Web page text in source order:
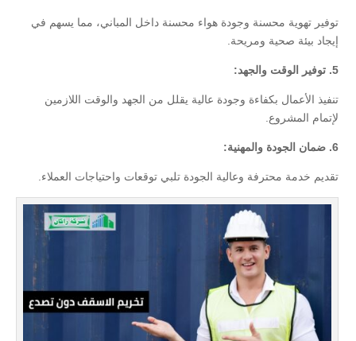
توفير تهوية محسنة وجودة هواء محسنة داخل المباني، مما يسهم في
إيجاد بيئة صحية ومريحة.
5. توفير الوقت والجهد:
تنفيذ الأعمال بكفاءة وجودة عالية يقلل من الجهد والوقت اللازمين
لإتمام المشروع.
6. ضمان الجودة والمهنية:
تقديم خدمة محترفة وعالية الجودة تلبي توقعات واحتياجات العملاء.